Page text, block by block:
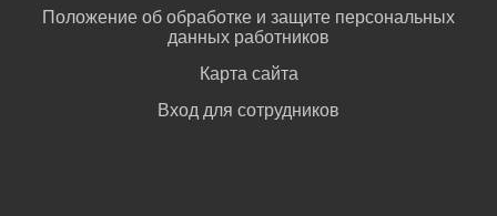
Положение об обработке и защите персональных
данных работников
Карта сайта
Вход для сотрудников